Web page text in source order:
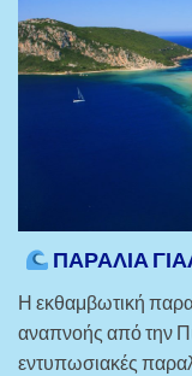
ΠΑΡΑΛΙΑ
Η εκθαμβωτική
αναπνοής από την
εντυπωσιακές